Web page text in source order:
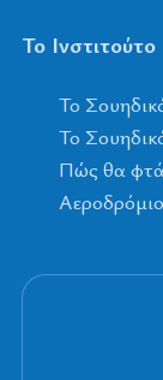
Το Ινστιτούτο
To
Το
Πώς θα